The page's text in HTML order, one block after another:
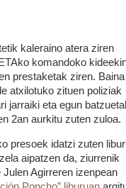
kaleraino atera ziren
komandoko
prestaketak ziren. Baina
atxilotuko zituen poliziak
jarraiki eta egun
2an aurkitu zuten zuloa.
presoek idatzi zuten
aipatzen da, ziurrenik
Julen Agirreren izenpean